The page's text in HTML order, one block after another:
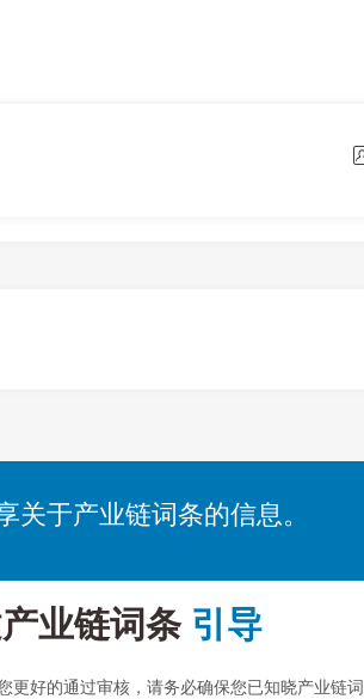
于产业链词条的信息。
业链词条 引导
更好的通过审核，请务必确保您已知晓产业链